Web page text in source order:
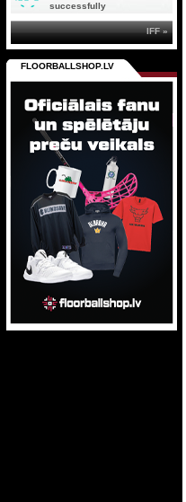
successfully
IFF »
FLOORBALLSHOP.LV